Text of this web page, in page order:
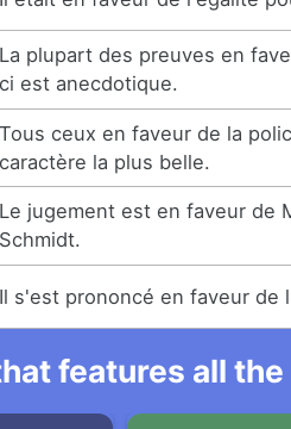
La plupart des preuves en
ci est anecdotique.
Tous ceux en faveur de la
caractère la plus belle.
Le jugement est en faveur de
Schmidt.
Il s'est prononcé en faveur de
features all